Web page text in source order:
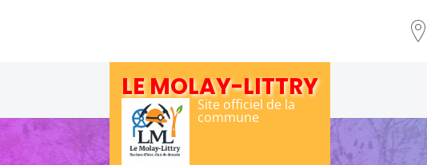
LE MOLAY-LITTRY
Site officiel de la
commune